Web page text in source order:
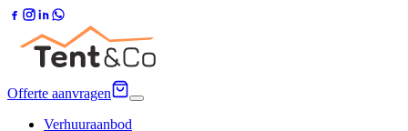
Offerte aanvragen
Verhuuraanbod